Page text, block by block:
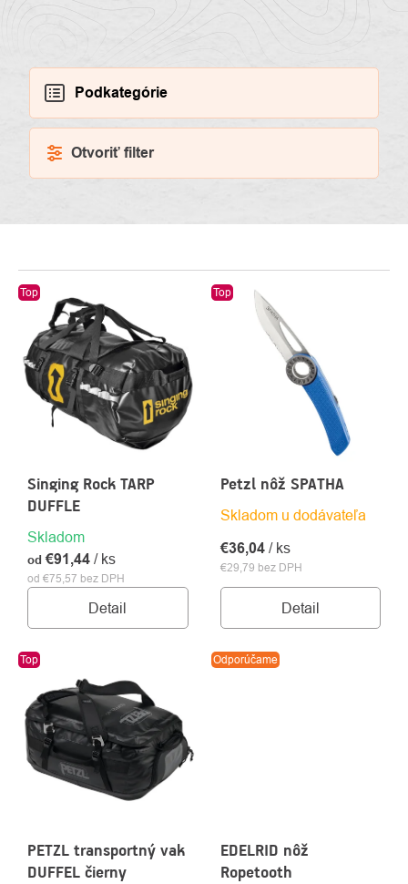
Podkategórie
Otvoriť filter
VÝPIS
PRODUKTOV
Top
Singing Rock TARP
DUFFLE
Skladom
od €75,57 bez DPH
od €91,44 / ks
Detail
Top
Petzl nôž SPATHA
Skladom u dodávateľa
€29,79 bez DPH
€36,04 / ks
Detail
Top
PETZL transportný vak
DUFFEL čierny
Odporúčame
EDELRID nôž
Ropetooth